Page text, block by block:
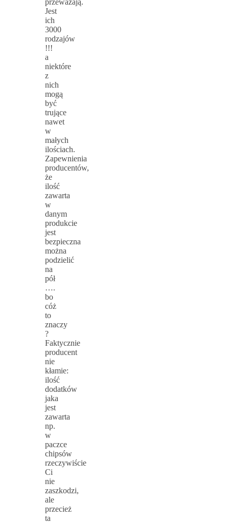
Jest
ich
3000
rodzajów
!!!
a
niektóre
z
nich
mogą
być
trujące
nawet
w
małych
ilościach.
Zapewnienia
producentów,
że
ilość
zawarta
w
danym
produkcie
jest
bezpieczna
można
podzielić
na
pół
….
bo
cóż
to
znaczy
?
Faktycznie
producent
nie
kłamie:
ilość
dodatków
jaka
jest
zawarta
np.
w
paczce
chipsów
rzeczywiście
Ci
nie
zaszkodzi,
ale
przecież
ta